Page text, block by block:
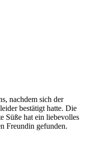
nachdem sich der
bestätigt hatte. Die
Süße hat ein liebevolles
Freundin gefunden.